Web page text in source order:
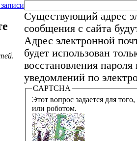
.
Существующий адрес
сообщения с сайта
Адрес электронной
будет использован
восстановления
уведомлений по
CAPTCHA
Этот вопрос задается для того,
или роботом.